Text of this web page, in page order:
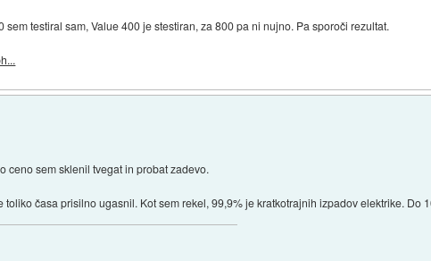
testiral sam, Value 400 je stestiran, za 800 pa ni nujno. Pa sporoči rezultat.
ceno sem sklenil tvegat in probat zadevo.
časa prisilno ugasnil. Kot sem rekel, 99,9% je kratkotrajnih izpadov elektrike. Do